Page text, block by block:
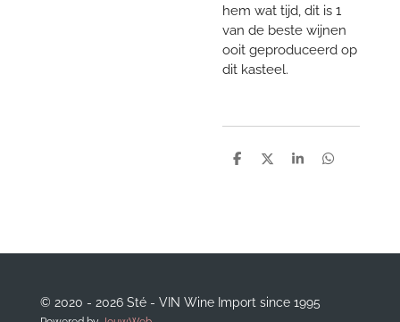
hem wat tijd, dit is 1
van de beste wijnen
ooit geproduceerd op
dit kasteel.
D
D
S
D
© 2020 - 2026 Sté - VIN Wine Import since 1995